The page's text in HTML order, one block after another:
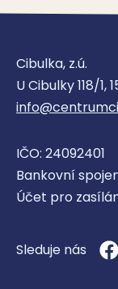
Cibulka, z.ú.
U Cibulky 118/
IČO: 24092401
Bankovní
Účet pro
Sleduje nás